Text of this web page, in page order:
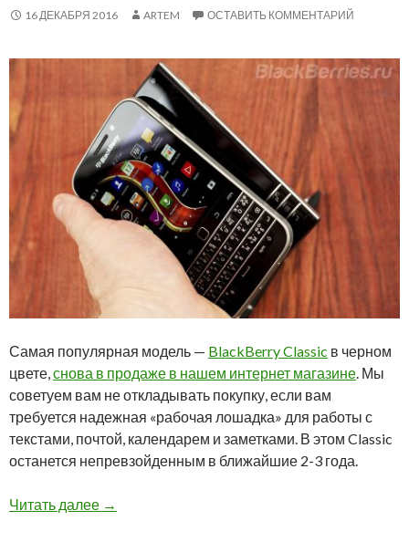
16 ДЕКАБРЯ 2016 ARTEM ОСТАВИТЬ КОММЕНТАРИЙ
Самая популярная модель — BlackBerry Classic в черном
цвете, снова в продаже в нашем интернет магазине . Мы
советуем вам не откладывать покупку, если вам
требуется надежная «рабочая лошадка» для работы с
текстами, почтой, календарем и заметками. В этом Classic
останется непревзойденным в ближайшие 2-3 года.
Читать далее BlackBerry Classic в черном цвете снова в
→